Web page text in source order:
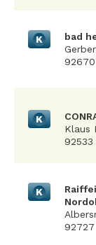
K
bad
K
Klaus
92533
K